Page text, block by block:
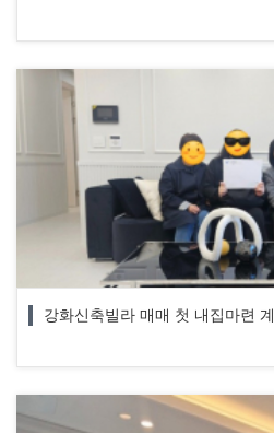
강화신축빌라 매매 첫 내집마련